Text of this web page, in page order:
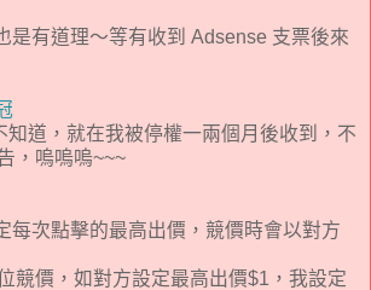
是有道理～等有收到 Adsense 支票後來
道，就在我被停權一兩個月後收到，不
，嗚嗚嗚~~~
每次點擊的最高出價，競價時會以對方
競價，如對方設定最高出價$1，我設定